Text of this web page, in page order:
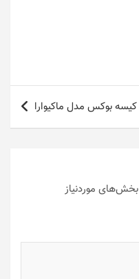
کیسه بوکس مدل ماکیوارا
بخش‌های موردنیاز